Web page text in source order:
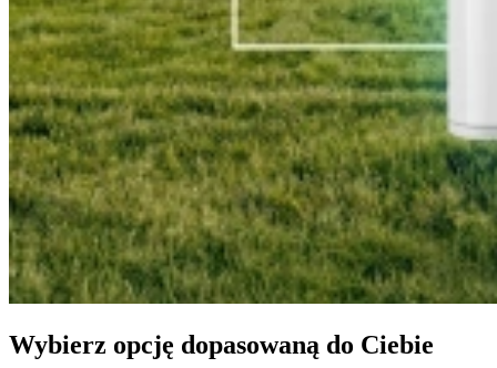
Wybierz opcję dopasowaną do Ciebie